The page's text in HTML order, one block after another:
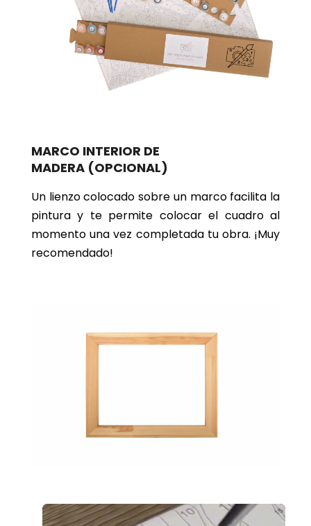
MARCO INTERIOR DE
MADERA (OPCIONAL)
Un lienzo colocado sobre un marco facilita la
pintura y te permite colocar el cuadro al
momento una vez completada tu obra. ¡Muy
recomendado!